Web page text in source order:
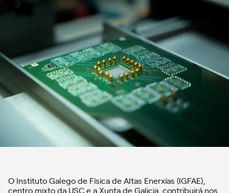
O Instituto Galego de Física de Altas Enerxías (IGFAE),
centro mixto da USC e a Xunta de Galicia, contribuirá nos